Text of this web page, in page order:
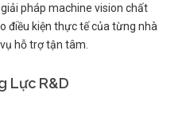
pháp machine vision chất
điều kiện thực tế của từng nhà
hỗ trợ tận tâm.
Lực R&D